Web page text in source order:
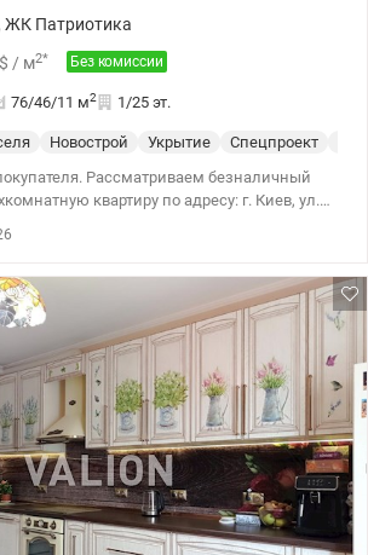
ЖК Патриотика
$ / м2* Без комиссии
76/46/11 м2 1/25 эт.
Новострой Укрытие Спецпроект
Рассматриваем безналичный
вода и
парадное, придомовая территрия. На
магазины разного профиля,
детский сад, школа, рестораны, паркинг.
в 3 мин от дома. До ст.м. Осокорки 15-20
в удобное для Вас время. Цена 82 000
Багрова. valion.ua/1149241